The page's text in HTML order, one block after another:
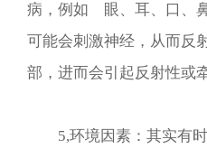
病，例如 眼、耳、口、
可能会刺激神经，从而反
部，进而会引起反射性或
5,环境因素：其实有时